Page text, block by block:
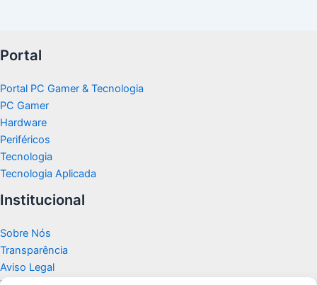
Portal
Portal PC Gamer & Tecnologia
PC Gamer
Hardware
Periféricos
Tecnologia
Tecnologia Aplicada
Institucional
Sobre Nós
Transparência
Aviso Legal